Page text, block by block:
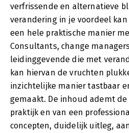
verfrissende en alternatieve
verandering in je voordeel
een hele praktische manier
Consultants, change
leidinggevende die met
kan hiervan de vruchten
inzichtelijke manier tastbaar
gemaakt. De inhoud ademt
praktijk en van een
concepten, duidelijk uitleg,